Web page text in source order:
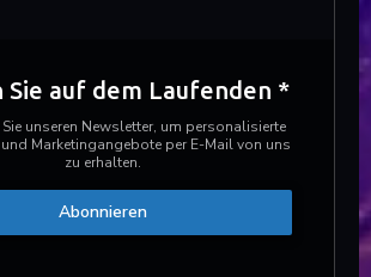
Sie auf dem Laufenden *
unseren Newsletter, um personalisierte
Marketingangebote per E-Mail von uns
zu erhalten.
Abonnieren